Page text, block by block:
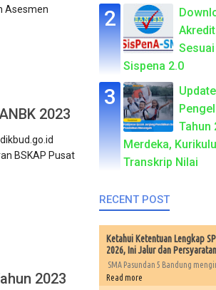
Asesmen
2023
BSKAP Pusat
2023
Sispena 2.0
Tahun
Merdeka,
Transkrip Nilai
RECENT POST
Ketahui Ketentuan Lengkap
2026, Ini Jalur dan
SMA Pasundan 5 Bandung
Read more